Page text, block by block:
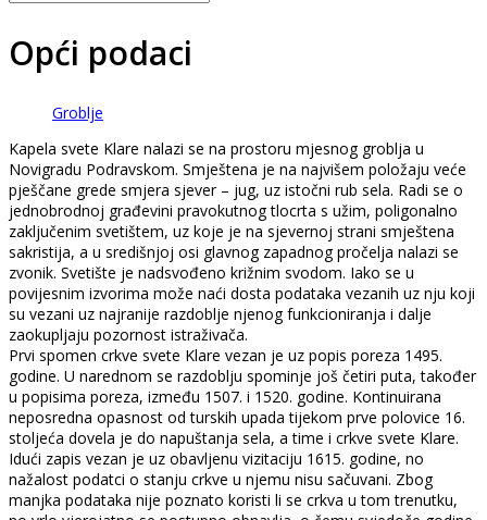
Opći podaci
Groblje
Kapela svete Klare nalazi se na prostoru mjesnog groblja u
Novigradu Podravskom. Smještena je na najvišem položaju veće
pješčane grede smjera sjever – jug, uz istočni rub sela. Radi se o
jednobrodnoj građevini pravokutnog tlocrta s užim, poligonalno
zaključenim svetištem, uz koje je na sjevernoj strani smještena
sakristija, a u središnjoj osi glavnog zapadnog pročelja nalazi se
zvonik. Svetište je nadsvođeno križnim svodom. Iako se u
povijesnim izvorima može naći dosta podataka vezanih uz nju koji
su vezani uz najranije razdoblje njenog funkcioniranja i dalje
zaokupljaju pozornost istraživača.
Prvi spomen crkve svete Klare vezan je uz popis poreza 1495.
godine. U narednom se razdoblju spominje još četiri puta, također
u popisima poreza, između 1507. i 1520. godine. Kontinuirana
neposredna opasnost od turskih upada tijekom prve polovice 16.
stoljeća dovela je do napuštanja sela, a time i crkve svete Klare.
Idući zapis vezan je uz obavljenu vizitaciju 1615. godine, no
nažalost podatci o stanju crkve u njemu nisu sačuvani. Zbog
manjka podataka nije poznato koristi li se crkva u tom trenutku,